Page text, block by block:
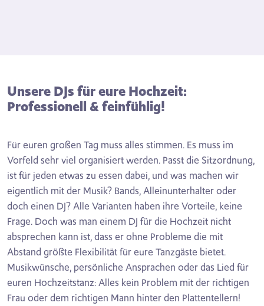
Unsere DJs für eure Hochzeit:
Professionell & feinfühlig!
Für euren großen Tag muss alles stimmen. Es muss im
Vorfeld sehr viel organisiert werden. Passt die Sitzordnung,
ist für jeden etwas zu essen dabei, und was machen wir
eigentlich mit der Musik? Bands, Alleinunterhalter oder
doch einen DJ? Alle Varianten haben ihre Vorteile, keine
Frage. Doch was man einem DJ für die Hochzeit nicht
absprechen kann ist, dass er ohne Probleme die mit
Abstand größte Flexibilität für eure Tanzgäste bietet.
Musikwünsche, persönliche Ansprachen oder das Lied für
euren Hochzeitstanz: Alles kein Problem mit der richtigen
Frau oder dem richtigen Mann hinter den Plattentellern!